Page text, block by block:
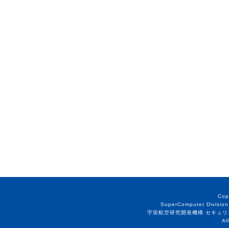
SuperComputer
宇宙航空研究開発機構 セキュ